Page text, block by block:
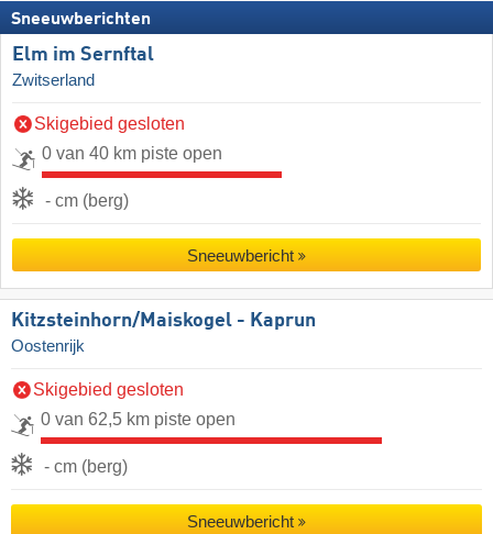
Sneeuwberichten
Elm im Sernftal
Zwitserland
Skigebied gesloten
0 van 40 km piste open
- cm (berg)
Sneeuwbericht
Kitzsteinhorn/​Maiskogel - Kaprun
Oostenrijk
Skigebied gesloten
0 van 62,5 km piste open
- cm (berg)
Sneeuwbericht